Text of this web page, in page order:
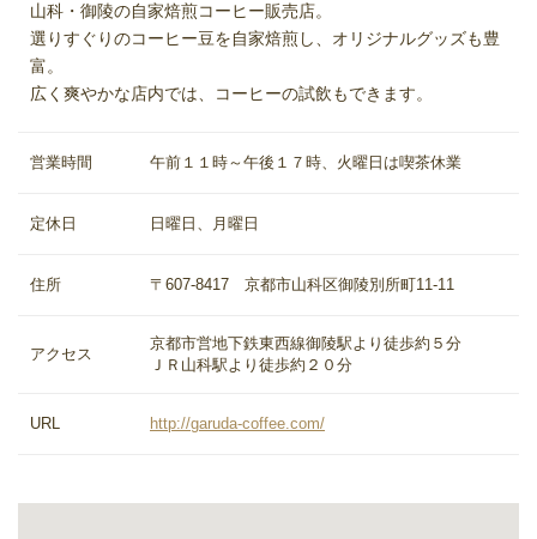
山科・御陵の自家焙煎コーヒー販売店。
選りすぐりのコーヒー豆を自家焙煎し、オリジナルグッズも豊
富。
広く爽やかな店内では、コーヒーの試飲もできます。
営業時間 午前１１時～午後１７時、火曜日は喫茶休業
定休日 日曜日、月曜日
住所 〒607-8417 京都市山科区御陵別所町11-11
アクセス
京都市営地下鉄東西線御陵駅より徒歩約５分
ＪＲ山科駅より徒歩約２０分
URL http://garuda-coffee.com/